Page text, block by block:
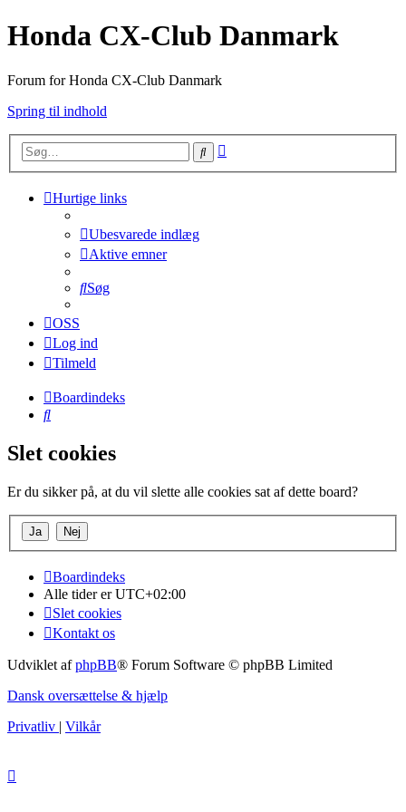
Honda CX-Club Danmark
Forum for Honda CX-Club Danmark
Spring til indhold
Søg
Hurtige links
Ubesvarede indlæg
Aktive emner
Søg
OSS
Log ind
Tilmeld
Boardindeks
Søg
Slet cookies
Er du sikker på, at du vil slette alle cookies sat af dette board?
Boardindeks
Alle tider erUTC+02:00
Slet cookies
Kontakt os
Udviklet afphpBB® Forum Software © phpBB Limited
Dansk oversættelse & hjælp
Privatliv | Vilkår